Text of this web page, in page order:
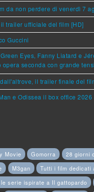
da non perdere di venerdì 7
trailer ufficiale del film [HD]
Guccini
Eyes, Fanny Liatard e
seconda con grande
il trailer finale del
e Odissea il box office
Movie Gomorra
28 giorni
M3gan
Tutti i film dedicati
serie ispirate a Il gattopardo